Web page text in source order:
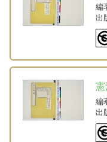
編
出
編
出